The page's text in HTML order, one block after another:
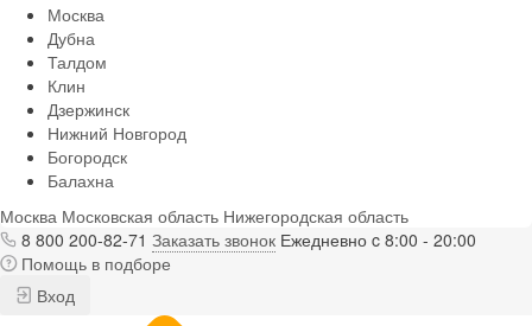
Москва
Дубна
Талдом
Клин
Дзержинск
Нижний Новгород
Богородск
Балахна
Москва Московская область Нижегородская область
8 800 200-82-71 Заказать звонок Ежедневно c 8:00 - 20:00
Помощь в подборе
Вход